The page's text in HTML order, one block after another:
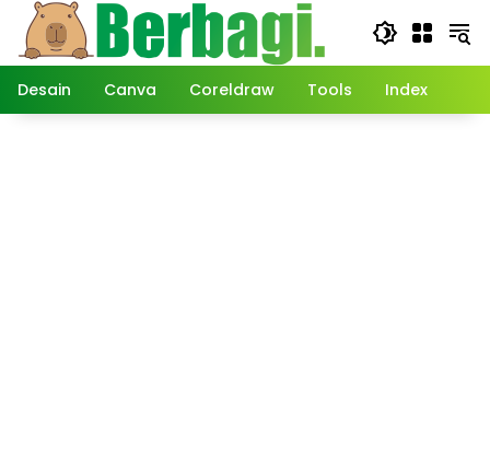
Langsung
konten
Desain
Canva Coreldraw Tools Index